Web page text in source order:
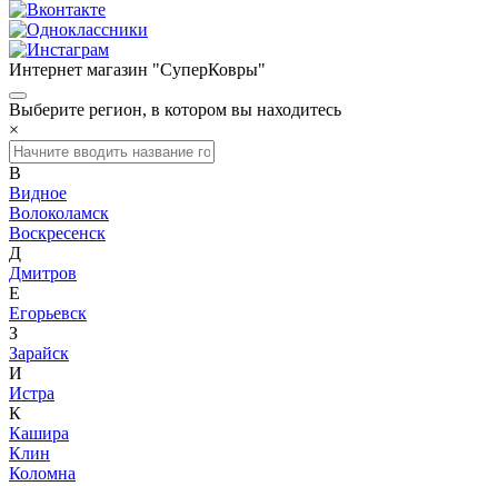
Интернет магазин "СуперКовры"
Выберите регион, в котором вы находитесь
×
В
Видное
Волоколамск
Воскресенск
Д
Дмитров
Е
Егорьевск
З
Зарайск
И
Истра
К
Кашира
Клин
Коломна